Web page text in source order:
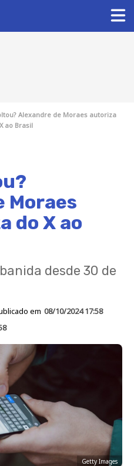
Alexandre de Moraes autoriza
ao Brasil
Moraes
do X ao
desde 30 de
em 08/10/2024 17:58
Getty Images